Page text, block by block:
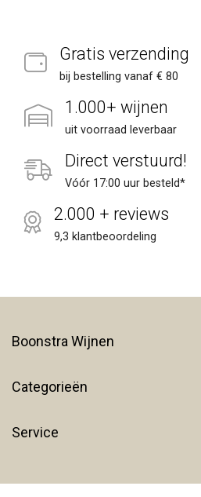
Gratis verzending
bij bestelling vanaf € 80
1.000+ wijnen
uit voorraad leverbaar
Direct verstuurd!
Vóór 17:00 uur besteld*
2.000 + reviews
9,3 klantbeoordeling
Boonstra Wijnen
Categorieën
Service